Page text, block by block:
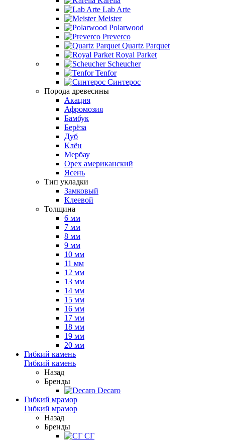
Lab Arte
Meister
Polarwood
Preverco
Quartz Parquet
Royal Parket
Scheucher
Tenfor
Синтерос
Порода древесины
Акация
Афромозия
Бамбук
Берёза
Дуб
Клён
Мербау
Орех американский
Ясень
Тип укладки
Замковый
Клеевой
Толщина
6 мм
7 мм
8 мм
9 мм
10 мм
11 мм
12 мм
13 мм
14 мм
15 мм
16 мм
17 мм
18 мм
19 мм
20 мм
Гибкий камень
Гибкий камень
Назад
Бренды
Decaro
Гибкий мрамор
Гибкий мрамор
Назад
Бренды
СГ